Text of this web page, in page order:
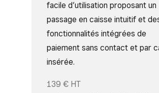
facile d’utilisation proposant un
passage en caisse intuitif et
fonctionnalités intégrées de
paiement sans contact et par
insérée.
139 € HT